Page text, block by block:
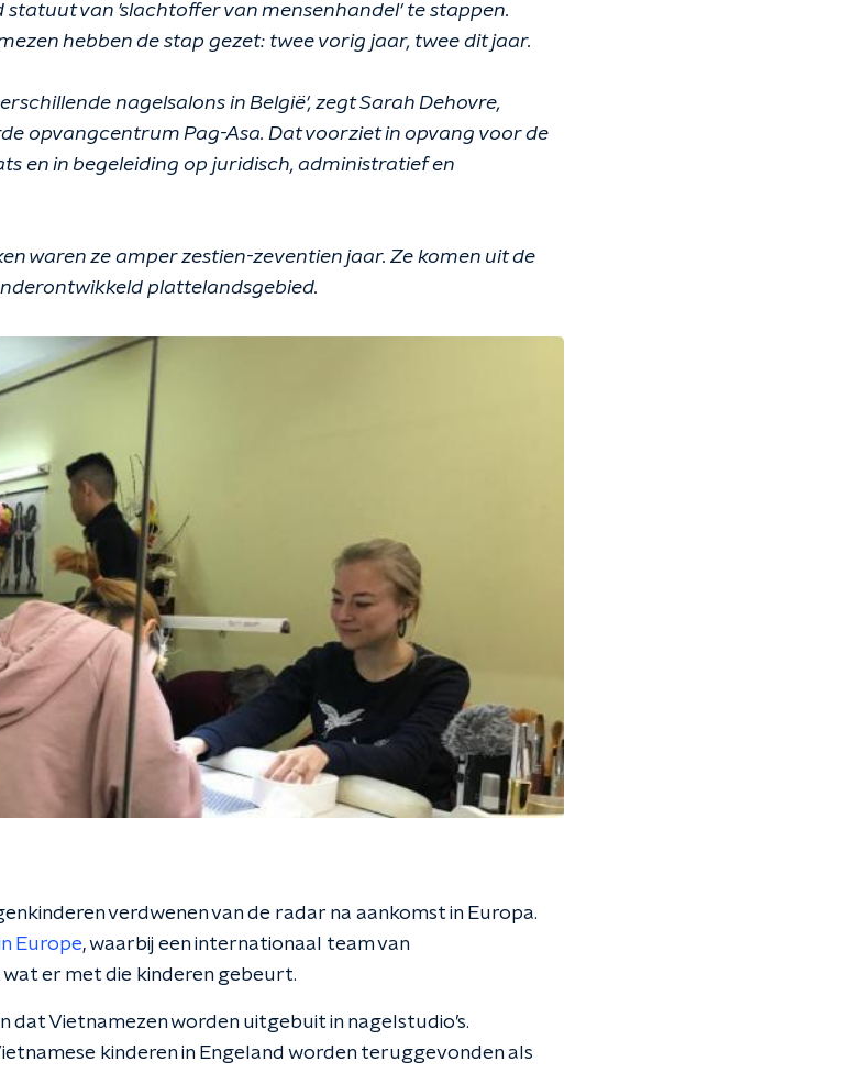
van 'slachtoffer van mensenhandel' te stappen.
hebben de stap gezet: twee vorig jaar, twee dit jaar.
nagelsalons in België', zegt Sarah Dehovre,
opvangcentrum Pag-Asa. Dat voorziet in opvang voor de
en in begeleiding op juridisch, administratief en
waren ze amper zestien-zeventien jaar. Ze komen uit de
plattelandsgebied.
verdwenen van de radar na aankomst in Europa.
Europe, waarbij een internationaal team van
er met die kinderen gebeurt.
dat Vietnamezen worden uitgebuit in nagelstudio’s.
kinderen in Engeland worden teruggevonden als